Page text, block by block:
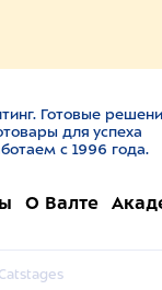
Готовые
для успеха
с 1996 года.
О Валте
Catstages